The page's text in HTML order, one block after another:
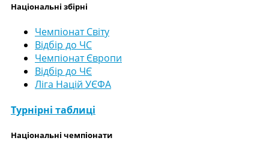
Національні збірні
Чемпіонат Світу
Відбір до ЧС
Чемпіонат Європи
Відбір до ЧЄ
Ліга Націй УЄФА
Турнірні таблиці
Національні чемпіонати